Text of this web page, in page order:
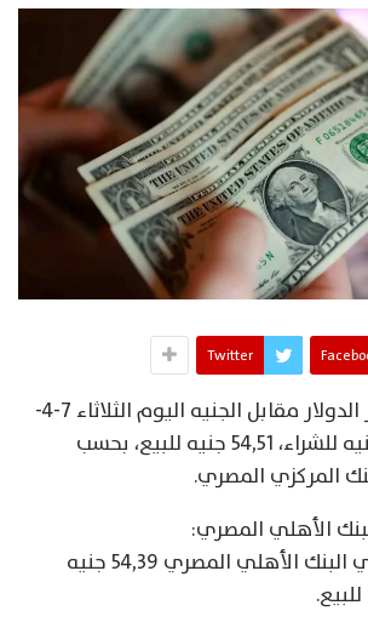
Twitter
سجل متوسط سعر الدولار مقابل الجنيه اليوم الثلاثاء 7-4-
2026، نحو 54,37 جنيه للشراء، 54,51 جنيه للبيع، بحسب
المركزي المصري.
الأهلي المصري:
بلغ سعر الدولار في البنك الأهلي المصري 54,39 جنيه